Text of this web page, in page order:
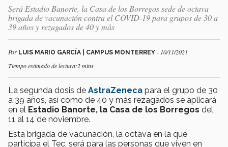
Será Estadio Banorte, la Casa de los Borregos sede de octava
brigada de vacunación contra el COVID-19 para grupos de 30 a
39 años y rezagados de 40 y más
Por LUIS MARIO GARCÍA | CAMPUS MONTERREY - 10/11/2021
Tiempo estimado de lectura:2 mins
La segunda dosis de AstraZeneca para el grupo de 30
a 39 años, así como de 40 y más rezagados se aplicará
en el Estadio Banorte, la Casa de los Borregos del
11 al 14 de noviembre.
Esta brigada de vacunación, la octava en la que
participa el Tec, será para las personas que viven en